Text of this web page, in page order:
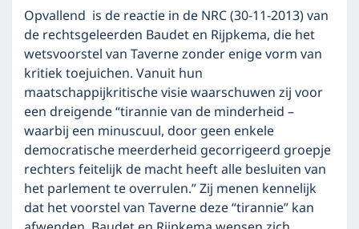
Opvallend is de reactie in de NRC (30-11-2013) van
de rechtsgeleerden Baudet en Rijpkema, die het
wetsvoorstel van Taverne zonder enige vorm van
kritiek toejuichen. Vanuit hun
maatschappijkritische visie waarschuwen zij voor
een dreigende “tirannie van de minderheid –
waarbij een minuscuul, door geen enkele
democratische meerderheid gecorrigeerd groepje
rechters feitelijk de macht heeft alle besluiten van
het parlement te overrulen.” Zij menen kennelijk
dat het voorstel van Taverne deze “tirannie” kan